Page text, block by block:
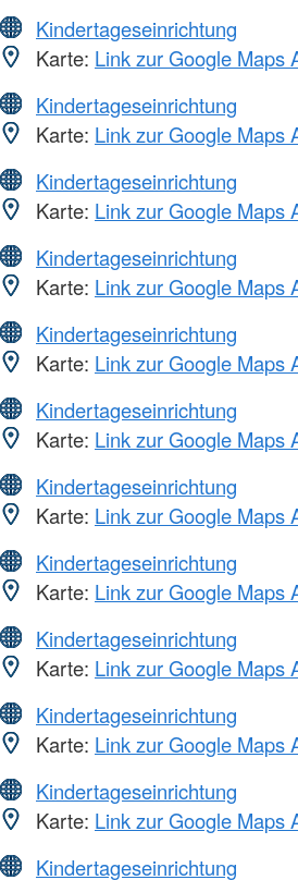
Kindertageseinrichtung
Karte: Link zur Google Maps
Kindertageseinrichtung
Karte: Link zur Google Maps
Kindertageseinrichtung
Karte: Link zur Google Maps
Kindertageseinrichtung
Karte: Link zur Google Maps
Kindertageseinrichtung
Karte: Link zur Google Maps
Kindertageseinrichtung
Karte: Link zur Google Maps
Kindertageseinrichtung
Karte: Link zur Google Maps
Kindertageseinrichtung
Karte: Link zur Google Maps
Kindertageseinrichtung
Karte: Link zur Google Maps
Kindertageseinrichtung
Karte: Link zur Google Maps
Kindertageseinrichtung
Karte: Link zur Google Maps
Kindertageseinrichtung